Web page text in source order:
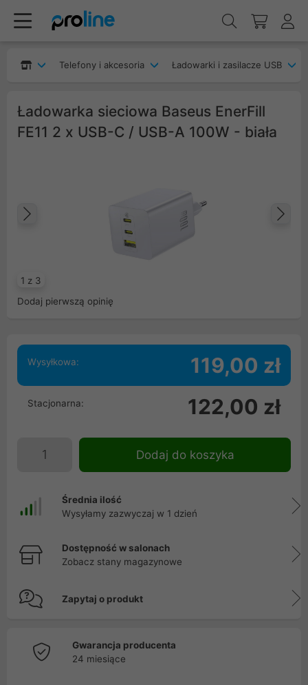
Telefony i akcesoria Ładowarki i zasilacze USB
Ładowarka sieciowa Baseus EnerFill
FE11 2 x USB-C / USB-A 100W - biała
1 z 3
Poprzedni
Dodaj pierwszą opinię
Wysyłkowa: 119,00 zł
Stacjonarna: 122,00 zł
Dodaj do koszyka
Średnia ilość
Wysyłamy zazwyczaj w 1 dzień
Dostępność w salonach
Zobacz stany magazynowe
Zapytaj o produkt
Gwarancja producenta
24 miesiące